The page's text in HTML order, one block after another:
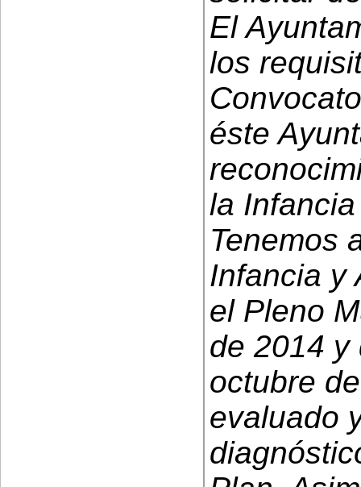
El
los
éste
la
Tenemos
Infancia y
el Pleno
de 2014 y
octubre
evaluado